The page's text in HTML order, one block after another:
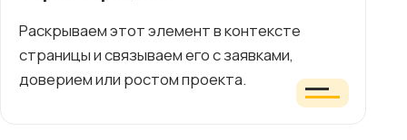
Раскрываем этот элемент в контексте
страницы и связываем его с заявками,
доверием или ростом проекта.